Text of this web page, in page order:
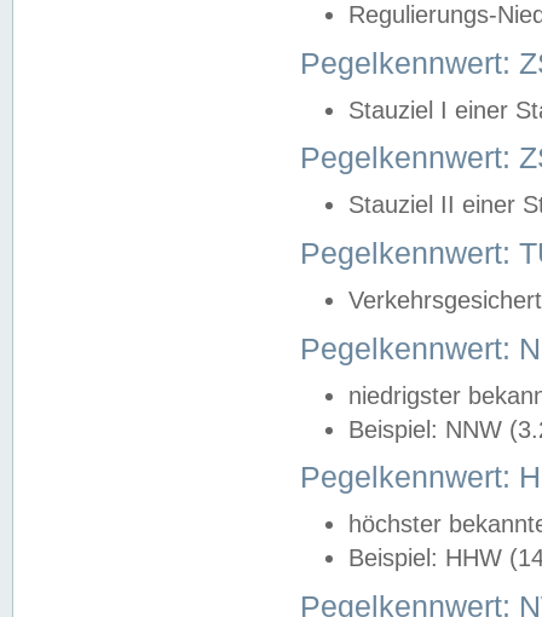
Regulierungs-
Pegelkennwert:
Stauziel I einer
Pegelkennwert:
Stauziel II einer
Pegelkennwert:
Pegelkennwert:
niedrigster
Beispiel: NNW
Pegelkennwert:
höchster
Beispiel: HHW
Pegelkennwert: